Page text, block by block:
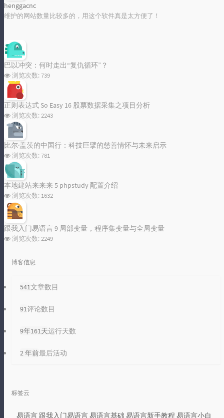
标签统计图
henggacnc
维护的网站数量比较多的，用这个软件真是太方便了！
巴以冲突：何时走出“复仇循环”？
浏览次数: 739
正则表达式 So Easy 16 股票数据采集之项目分析
浏览次数: 2243
比尔·盖茨的中国行：科技巨擘的慈善情怀与未来启示
浏览次数: 781
本地建站来来来 5 phpstudy 配置介绍
浏览次数: 1632
跟我入门易语言 9 局部变量，程序集变量与全局变量
浏览次数: 2249
博客信息
541文章数目
91评论数目
9年161天运行天数
2 年前最后活动
标签云
易语言 跟我入门易语言易语言基础 易语言新手教程 易语言小白